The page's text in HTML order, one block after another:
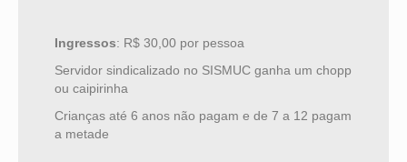
Ingressos: R$ 30,00 por pessoa
Servidor sindicalizado no SISMUC ganha um chopp
ou caipirinha
Crianças até 6 anos não pagam e de 7 a 12 pagam
a metade